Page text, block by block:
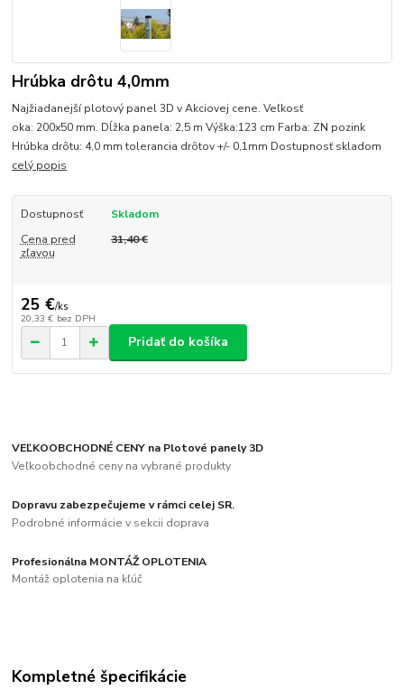
Hrúbka drôtu 4,0mm
Najžiadanejší plotový panel 3D v Akciovej cene. Veľkosť
oka: 200x50 mm. Dĺžka panela: 2,5 m Výška:123 cm Farba: ZN pozink
Hrúbka drôtu: 4,0 mm tolerancia drôtov +/- 0,1mm Dostupnosť skladom
celý popis
Dostupnosť
Skladom
Cena pred
zľavou
31,40 €
25 €/ks
20,33 € bez DPH
Pridať do košíka
VEĽKOOBCHODNÉ CENY na Plotové panely 3D
Veľkoobchodné ceny na vybrané produkty
Dopravu zabezpečujeme v rámci celej SR.
Podrobné informácie v sekcii doprava
Profesionálna MONTÁŽ OPLOTENIA
Montáž oplotenia na kľúč
Kompletné špecifikácie